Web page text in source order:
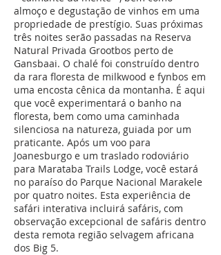
almoço e degustação de vinhos em uma
propriedade de prestígio. Suas próximas
três noites serão passadas na Reserva
Natural Privada Grootbos perto de
Gansbaai. O chalé foi construído dentro
da rara floresta de milkwood e fynbos em
uma encosta cênica da montanha. É aqui
que você experimentará o banho na
floresta, bem como uma caminhada
silenciosa na natureza, guiada por um
praticante. Após um voo para
Joanesburgo e um traslado rodoviário
para Marataba Trails Lodge, você estará
no paraíso do Parque Nacional Marakele
por quatro noites. Esta experiência de
safári interativa incluirá safáris, com
observação excepcional de safáris dentro
desta remota região selvagem africana
dos Big 5.